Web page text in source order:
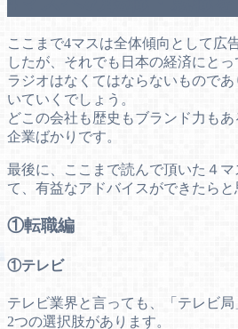
ここまで4マスは全体傾向として広
したが、それでも日本の経済にと
ラジオはなくてはならないもので
いていくでしょう。
どこの会社も歴史もブランド力も
企業ばかりです。
最後に、ここまで読んで頂いた４
て、有益なアドバイスができたらと
①転職編
①テレビ
テレビ業界と言っても、「テレビ
2つの選択肢があります。